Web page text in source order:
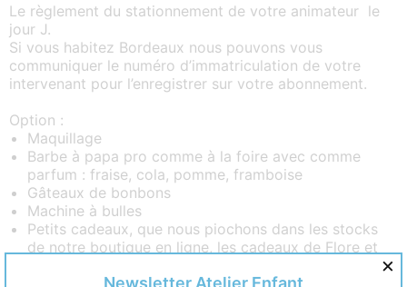
Le règlement du stationnement de votre animateur le
jour J.
Si vous habitez Bordeaux nous pouvons vous
communiquer le numéro d’immatriculation de votre
intervenant pour l’enregistrer sur votre abonnement.
Option :
Maquillage
Barbe à papa pro comme à la foire avec comme
parfum : fraise, cola, pomme, framboise
Gâteaux de bonbons
Machine à bulles
Petits cadeaux, que nous piochons dans les stocks
de notre boutique en ligne, les cadeaux de Flore et
Machine à fumée, une super ambiance pour le thème
Newsletter Atelier Enfant
×